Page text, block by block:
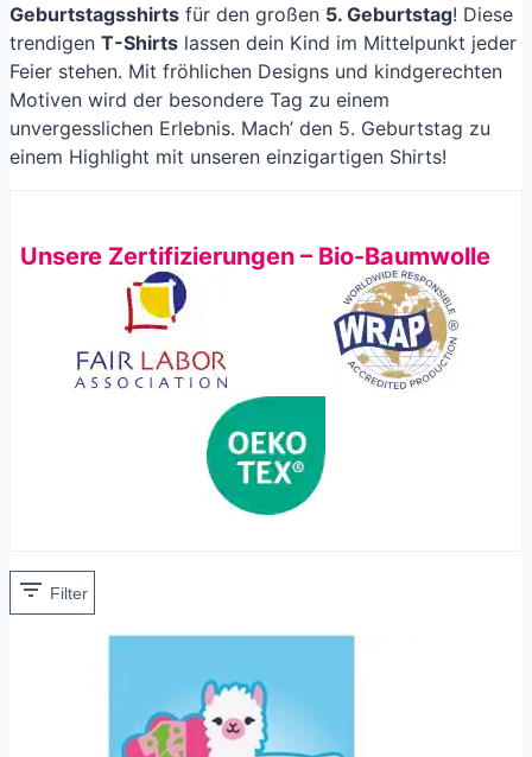
Geburtstagsshirts für den großen 5. Geburtstag! Diese
trendigen T-Shirts lassen dein Kind im Mittelpunkt jeder
Feier stehen. Mit fröhlichen Designs und kindgerechten
Motiven wird der besondere Tag zu einem
unvergesslichen Erlebnis. Mach’ den 5. Geburtstag zu
einem Highlight mit unseren einzigartigen Shirts!
Unsere Zertifizierungen – Bio-Baumwolle
Filter